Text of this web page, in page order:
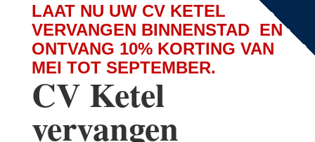
LAAT NU UW CV KETEL
VERVANGEN BINNENSTAD EN
ONTVANG 10% KORTING VAN
MEI TOT SEPTEMBER.
CV Ketel
vervangen